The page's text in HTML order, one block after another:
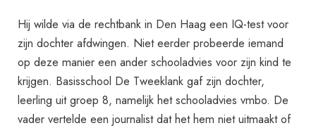
Hij wilde via de rechtbank in Den Haag een IQ-test voor
zijn dochter afdwingen. Niet eerder probeerde iemand
op deze manier een ander schooladvies voor zijn kind te
krijgen. Basisschool De Tweeklank gaf zijn dochter,
leerling uit groep 8, namelijk het schooladvies vmbo. De
vader vertelde een journalist dat het hem niet uitmaakt of